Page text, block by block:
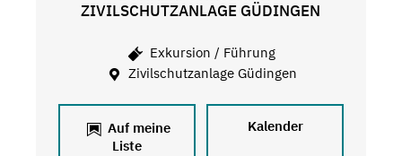
ZIVILSCHUTZANLAGE GÜDINGEN
Exkursion / Führung
Zivilschutzanlage Güdingen
Auf meine
Liste
Kalender